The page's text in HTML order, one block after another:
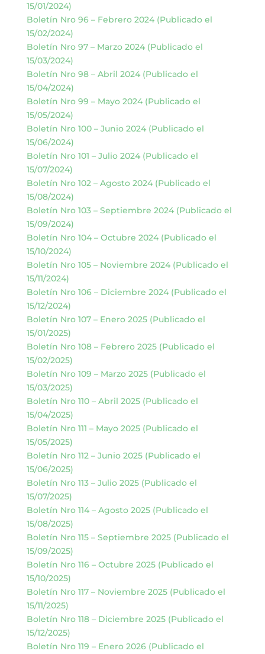
15/01/2024)
Boletín Nro 96 – Febrero 2024 (Publicado el
15/02/2024)
Boletín Nro 97 – Marzo 2024 (Publicado el
15/03/2024)
Boletín Nro 98 – Abril 2024 (Publicado el
15/04/2024)
Boletín Nro 99 – Mayo 2024 (Publicado el
15/05/2024)
Boletín Nro 100 – Junio 2024 (Publicado el
15/06/2024)
Boletín Nro 101 – Julio 2024 (Publicado el
15/07/2024)
Boletín Nro 102 – Agosto 2024 (Publicado el
15/08/2024)
Boletín Nro 103 – Septiembre 2024 (Publicado el
15/09/2024)
Boletín Nro 104 – Octubre 2024 (Publicado el
15/10/2024)
Boletín Nro 105 – Noviembre 2024 (Publicado el
15/11/2024)
Boletín Nro 106 – Diciembre 2024 (Publicado el
15/12/2024)
Boletín Nro 107 – Enero 2025 (Publicado el
15/01/2025)
Boletín Nro 108 – Febrero 2025 (Publicado el
15/02/2025)
Boletín Nro 109 – Marzo 2025 (Publicado el
15/03/2025)
Boletín Nro 110 – Abril 2025 (Publicado el
15/04/2025)
Boletín Nro 111 – Mayo 2025 (Publicado el
15/05/2025)
Boletín Nro 112 – Junio 2025 (Publicado el
15/06/2025)
Boletín Nro 113 – Julio 2025 (Publicado el
15/07/2025)
Boletín Nro 114 – Agosto 2025 (Publicado el
15/08/2025)
Boletín Nro 115 – Septiembre 2025 (Publicado el
15/09/2025)
Boletín Nro 116 – Octubre 2025 (Publicado el
15/10/2025)
Boletín Nro 117 – Noviembre 2025 (Publicado el
15/11/2025)
Boletín Nro 118 – Diciembre 2025 (Publicado el
15/12/2025)
Boletín Nro 119 – Enero 2026 (Publicado el